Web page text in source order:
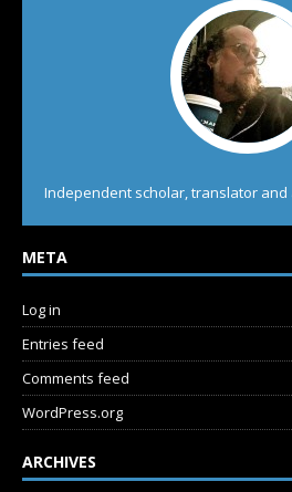
Independent scholar, translator and
META
Log in
Entries feed
Comments feed
WordPress.org
ARCHIVES